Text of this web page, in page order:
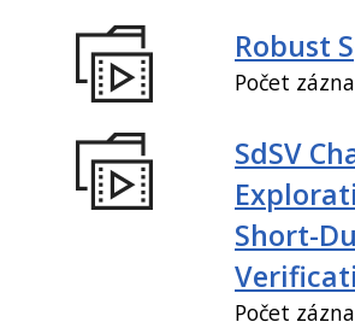
Robust
Počet
SdSV
Short-
Počet